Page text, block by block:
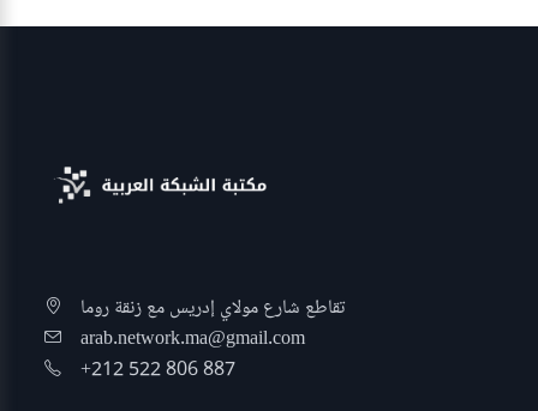
تقاطع شارع مولاي إدريس مع زنقة روما
arab.network.ma@gmail.com
+212 522 806 887